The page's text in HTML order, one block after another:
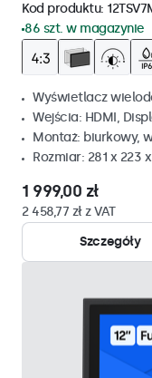
Kod produktu:
86 szt. w magazynie
Wyświetlacz
Wejścia: HDMI,
Montaż: biurkowy,
Rozmiar: 281 x 223
1 999,00 zł
2 458,77 zł z VAT
Szczegóły